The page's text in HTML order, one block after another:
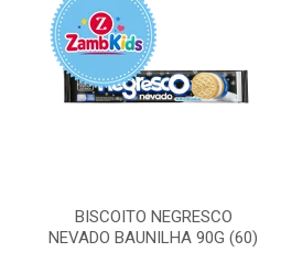
BISCOITO NEGRESCO
NEVADO BAUNILHA 90G (60)